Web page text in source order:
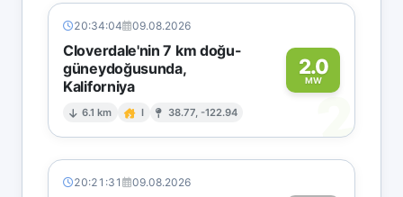
20:34:04 09.08.2026
Cloverdale'nin 7 km doğu-
güneydoğusunda,
Kaliforniya
6.1 km I 38.77, -122.94
2.0
MW
2
20:21:31 09.08.2026